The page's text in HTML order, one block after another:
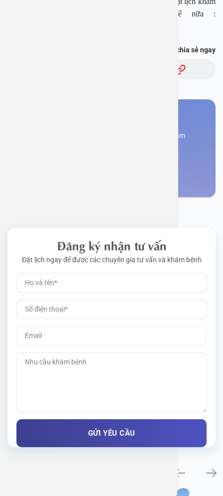
– Video Call với bác sĩ” và hơn thế nữa :
Bạn thấy thông tin này hữu ích, chia sẻ ngay
Đăng kí ngay để được các chuyên gia tư vấn và khám
Đăng ký nhận tư vấn
Đặt lịch ngay để được các chuyên gia tư vấn và khám bệnh